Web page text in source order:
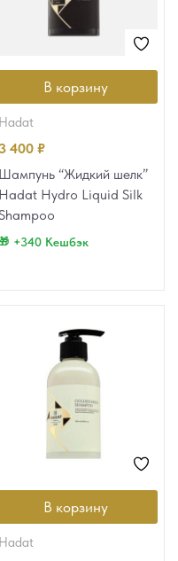
В корзину
hadat
400 ₽
Шампунь “Жидкий шелк”
Hadat Hydro Liquid Silk
+340 Кешбэк
В корзину
hadat